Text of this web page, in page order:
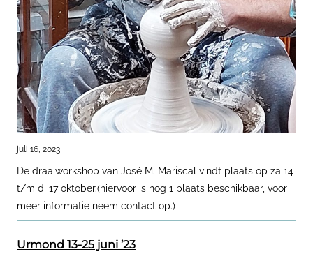
juli 16, 2023
De draaiworkshop van José M. Mariscal vindt plaats op za 14
t/m di 17 oktober.(hiervoor is nog 1 plaats beschikbaar, voor
meer informatie neem contact op.)
Urmond 13-25 juni ’23